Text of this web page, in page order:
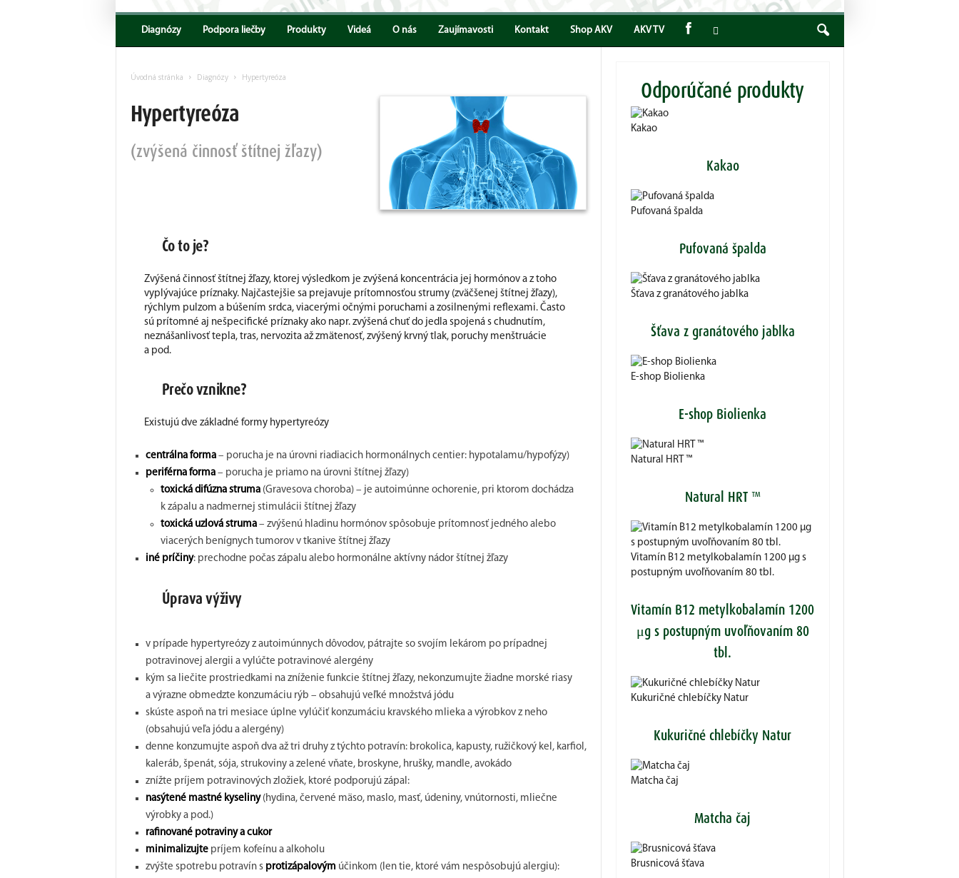
Encyklopedia
Diagnózy Podpora liečby Produkty Videá O nás Zaujímavosti Kontakt Shop AKV AKV TV
Úvodná stránka Diagnózy Hypertyreóza
Hypertyreóza
(zvýšená činnosť štítnej žľazy)
Čo to je?
Zvýšená činnosť štítnej žľazy, ktorej výsledkom je zvýšená koncentrácia jej hormónov a z toho
vyplývajúce príznaky. Najčastejšie sa prejavuje prítomnosťou strumy (zväčšenej štítnej žľazy),
rýchlym pulzom a búšením srdca, viacerými očnými poruchami a zosilnenými reflexami. Často
sú prítomné aj nešpecifické príznaky ako napr. zvýšená chuť do jedla spojená s chudnutím,
neznášanlivosť tepla, tras, nervozita až zmätenosť, zvýšený krvný tlak, poruchy menštruácie
a pod.
Prečo vznikne?
Existujú dve základné formy hypertyreózy
centrálna forma – porucha je na úrovni riadiacich hormonálnych centier: hypotalamu/hypofýzy)
periférna forma – porucha je priamo na úrovni štítnej žľazy)
toxická difúzna struma (Gravesova choroba) – je autoimúnne ochorenie, pri ktorom dochádza
k zápalu a nadmernej stimulácii štítnej žľazy
toxická uzlová struma – zvýšenú hladinu hormónov spôsobuje prítomnosť jedného alebo
viacerých benígnych tumorov v tkanive štítnej žľazy
iné príčiny: prechodne počas zápalu alebo hormonálne aktívny nádor štítnej žľazy
Úprava výživy
v prípade hypertyreózy z autoimúnnych dôvodov, pátrajte so svojím lekárom po prípadnej
potravinovej alergii a vylúčte potravinové alergény
kým sa liečite prostriedkami na zníženie funkcie štítnej žľazy, nekonzumujte žiadne morské riasy
a výrazne obmedzte konzumáciu rýb – obsahujú veľké množstvá jódu
skúste aspoň na tri mesiace úplne vylúčiť konzumáciu kravského mlieka a výrobkov z neho
(obsahujú veľa jódu a alergény)
denne konzumujte aspoň dva až tri druhy z týchto potravín: brokolica, kapusty, ružičkový kel, karfiol,
kaleráb, špenát, sója, strukoviny a zelené vňate, broskyne, hrušky, mandle, avokádo
znížte príjem potravinových zložiek, ktoré podporujú zápal:
nasýtené mastné kyseliny(hydina, červené mäso, maslo, masť, údeniny, vnútornosti, mliečne
výrobky a pod.)
rafinované potraviny a cukor
minimalizujtepríjem kofeínu a alkoholu
zvýšte spotrebu potravín s protizápalovým účinkom (len tie, ktoré vám nespôsobujú alergiu):
Odporúčané produkty
Kakao
Kakao
Pufovaná špalda
Pufovaná špalda
Šťava z granátového jablka
Šťava z granátového jablka
E-shop Biolienka
E-shop Biolienka
Natural HRT ™
Natural HRT ™
Vitamín B12 metylkobalamín 1200 μg s
postupným uvoľňovaním 80 tbl.
Vitamín B12 metylkobalamín 1200
μg s postupným uvoľňovaním 80
tbl.
Kukuričné chlebíčky Natur
Kukuričné chlebíčky Natur
Matcha čaj
Matcha čaj
Brusnicová šťava